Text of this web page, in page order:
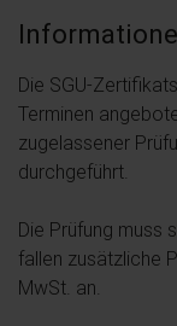
Die SGU-
Terminen
zugelassener
durchgeführt.
Die Prüfung muss
fallen zusätzliche
MwSt. an.